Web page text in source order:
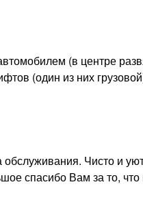
(в центре
(один из них
Чисто и
спасибо Вам за то,